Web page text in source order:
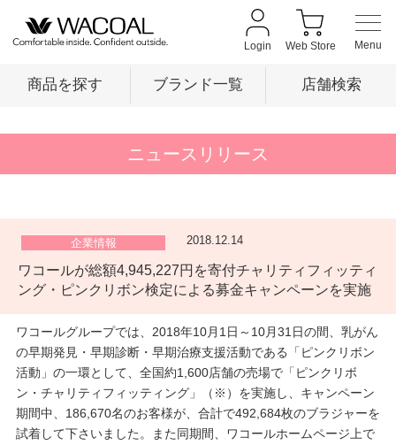
Login Web Store
商品を探す ブランド一覧 店舗検索
店舗検索
新着情報
重要なお知らせ
ニュースリリース
企業情報 2018.12.14
ワコールが総額4,945,227円を寄付チャリティフィッティ
ング・ピンクリボン検定による募金キャンペーンを実施
ワコールグループでは、2018年10月1日～10月31日の間、乳がん
の早期発見・早期診断・早期治療支援活動である「ピンクリボン
活動」の一環として、全国約1,600店舗の売場で「ピンクリボ
ン・チャリティフィッティング」（※）を実施し、キャンペーン
期間中、186,670名のお客様が、合計で492,684枚のブラジャーを
試着して下さいました。また同期間、ワコールホームページ上で